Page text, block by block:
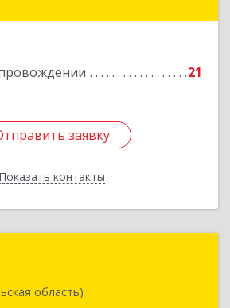
21
заявку
Показать контакты
заявку
Назад
область)
Архангельская обл, Мирный г,